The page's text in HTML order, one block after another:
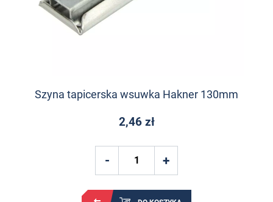
Szyna tapicerska wsuwka Hakner 130mm
2,46 zł